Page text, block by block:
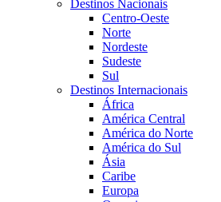
Destinos Nacionais
Centro-Oeste
Norte
Nordeste
Sudeste
Sul
Destinos Internacionais
África
América Central
América do Norte
América do Sul
Ásia
Caribe
Europa